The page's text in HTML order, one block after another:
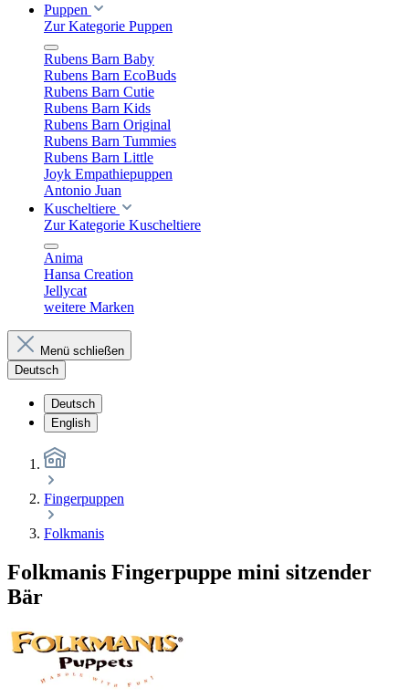
Puppen
Zur Kategorie Puppen
Rubens Barn Baby
Rubens Barn EcoBuds
Rubens Barn Cutie
Rubens Barn Kids
Rubens Barn Original
Rubens Barn Tummies
Rubens Barn Little
Joyk Empathiepuppen
Antonio Juan
Kuscheltiere
Zur Kategorie Kuscheltiere
Anima
Hansa Creation
Jellycat
weitere Marken
Menü schließen
Deutsch
Deutsch
English
Fingerpuppen
Folkmanis
Folkmanis Fingerpuppe mini sitzender
Bär